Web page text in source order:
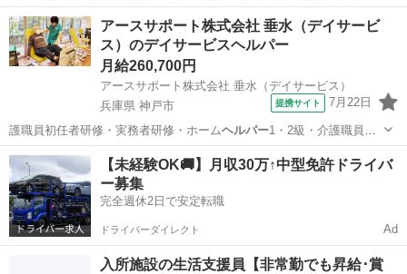
て、働き…
東京 千代田区 介護士 ヘルパー
アースサポート株式会社 垂水（デイサービ
ス）のデイサービスヘルパー
月給260,700円
アースサポート株式会社 垂水（デイサービス）
兵庫県 神戸市
提携サイト 7月22日
護職員初任者研修・実務者研修・ホームヘルパー1・2級・介護職員基
礎研修：3,00…
兵庫 神戸市 ホームヘルパー
【未経験OK🚚】月収30万↑中型免許ドライバ
ー募集
完全週休2日で安定転職
ドライバーダイレクト Ad
入所施設の生活支援員【非常勤でも昇給･賞